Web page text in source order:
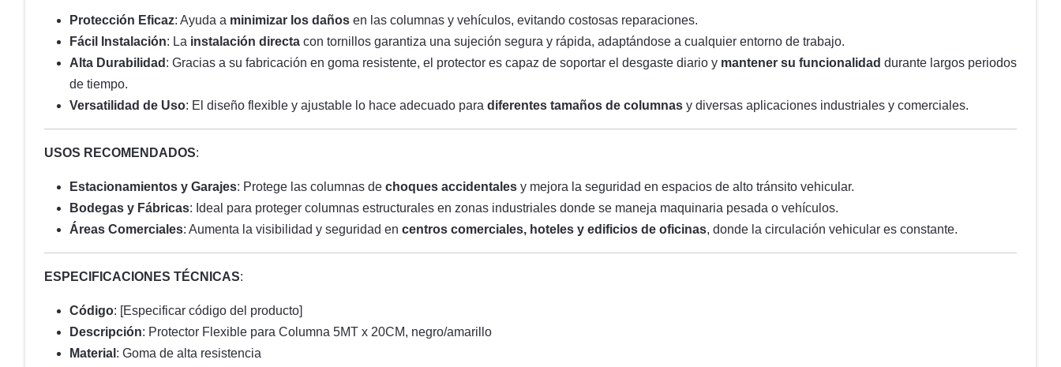
Protección Eficaz: Ayuda a minimizar los daños en las columnas y vehículos, evitando costosas reparaciones.
Fácil Instalación: La instalación directa con tornillos garantiza una sujeción segura y rápida, adaptándose a cualquier entorno de trabajo.
Alta Durabilidad : Gracias a su fabricación en goma resistente, el protector es capaz de soportar el desgaste diario y mantener su funcionalidad durante largos periodos
de tiempo.
Versatilidad de Uso: El diseño flexible y ajustable lo hace adecuado para diferentes tamaños de columnas y diversas aplicaciones industriales y comerciales.
USOS RECOMENDADOS:
Estacionamientos y Garajes: Protege las columnas de choques accidentales y mejora la seguridad en espacios de alto tránsito vehicular.
Bodegas y Fábricas: Ideal para proteger columnas estructurales en zonas industriales donde se maneja maquinaria pesada o vehículos.
Áreas Comerciales: Aumenta la visibilidad y seguridad en centros comerciales, hoteles y edificios de oficinas, donde la circulación vehicular es constante.
ESPECIFICACIONES TÉCNICAS:
Código: [Especificar código del producto]
Descripción: Protector Flexible para Columna 5MT x 20CM, negro/amarillo
Material : Goma de alta resistencia